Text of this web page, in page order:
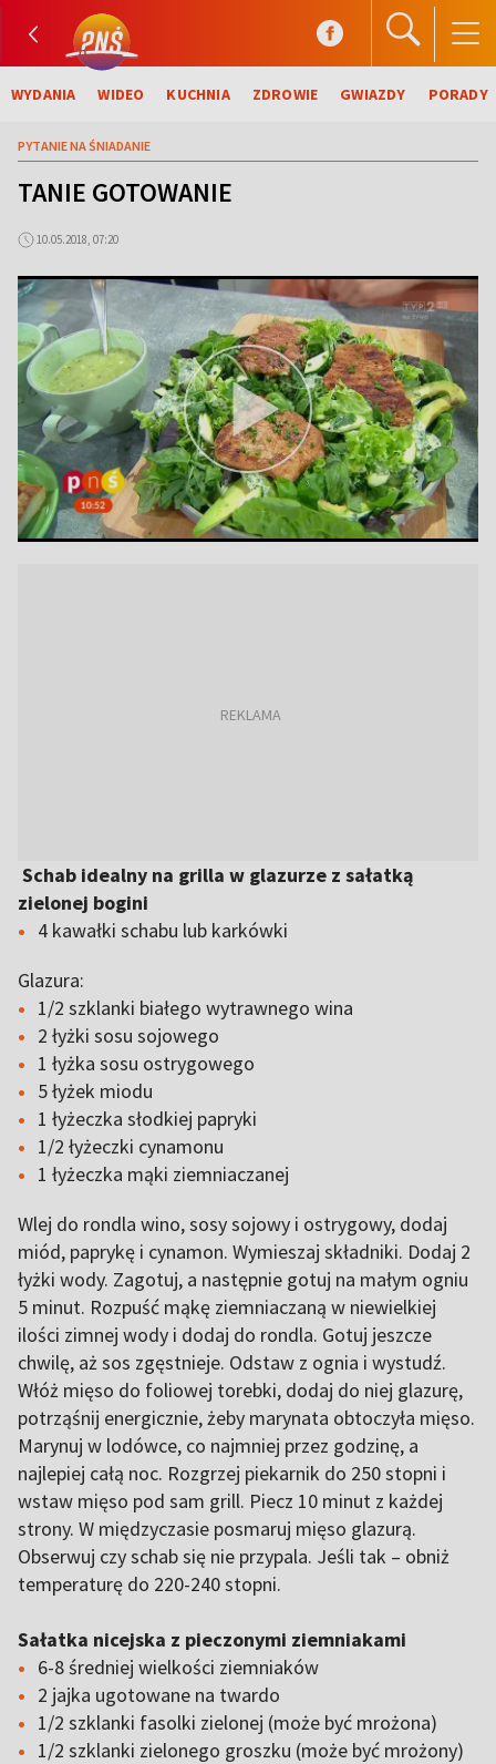
WYDANIA WIDEO KUCHNIA ZDROWIE GWIAZDY PORADY
PYTANIE NA ŚNIADANIE
TANIE GOTOWANIE
10.05.2018, 07:20
Schab idealny na grilla w glazurze z sałatką
zielonej bogini
4 kawałki schabu lub karkówki
Glazura:
1/2 szklanki białego wytrawnego wina
2 łyżki sosu sojowego
1 łyżka sosu ostrygowego
5 łyżek miodu
1 łyżeczka słodkiej papryki
1/2 łyżeczki cynamonu
1 łyżeczka mąki ziemniaczanej
Wlej do rondla wino, sosy sojowy i ostrygowy, dodaj
miód, paprykę i cynamon. Wymieszaj składniki. Dodaj 2
łyżki wody. Zagotuj, a następnie gotuj na małym ogniu
5 minut. Rozpuść mąkę ziemniaczaną w niewielkiej
ilości zimnej wody i dodaj do rondla. Gotuj jeszcze
chwilę, aż sos zgęstnieje. Odstaw z ognia i wystudź.
Włóż mięso do foliowej torebki, dodaj do niej glazurę,
potrząśnij energicznie, żeby marynata obtoczyła mięso.
Marynuj w lodówce, co najmniej przez godzinę, a
najlepiej całą noc. Rozgrzej piekarnik do 250 stopni i
wstaw mięso pod sam grill. Piecz 10 minut z każdej
strony. W międzyczasie posmaruj mięso glazurą.
Obserwuj czy schab się nie przypala. Jeśli tak – obniż
temperaturę do 220-240 stopni.
Sałatka nicejska z pieczonymi ziemniakami
6-8 średniej wielkości ziemniaków
2 jajka ugotowane na twardo
1/2 szklanki fasolki zielonej (może być mrożona)
1/2 szklanki zielonego groszku (może być mrożony)